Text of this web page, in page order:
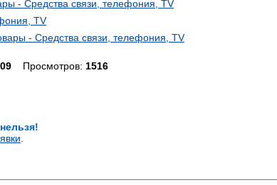
- Средства связи, телефония, TV
TV
- Средства связи, телефония, TV
Просмотров: 1516